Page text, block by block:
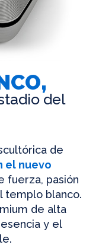
del
de
el nuevo
fuerza, pasión
templo blanco.
de alta
y el